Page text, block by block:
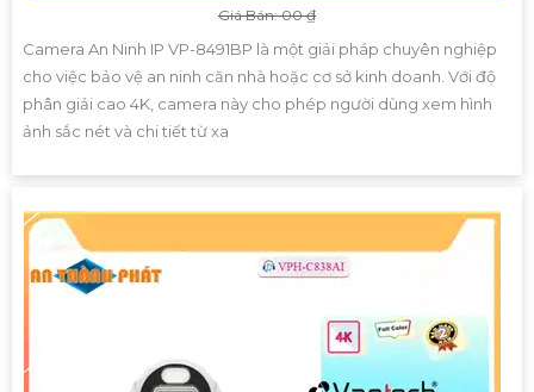
Giá Bán: 00 ₫
Camera An Ninh IP VP-8491BP là một giải pháp chuyên nghiệp
cho việc bảo vệ an ninh căn nhà hoặc cơ sở kinh doanh. Với độ
phân giải cao 4K, camera này cho phép người dùng xem hình
ảnh sắc nét và chi tiết từ xa